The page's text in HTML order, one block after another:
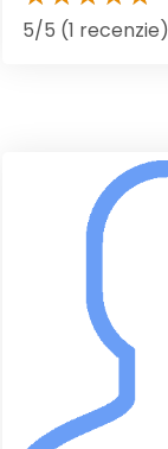
5/5 (1 recenzie)